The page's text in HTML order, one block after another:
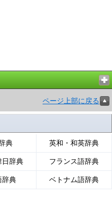
ページ上部に戻る
典 英和・和英辞典
日辞典 フランス語辞典
辞典 ベトナム語辞典